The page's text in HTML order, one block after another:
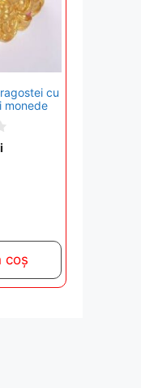
cu
monede
coș